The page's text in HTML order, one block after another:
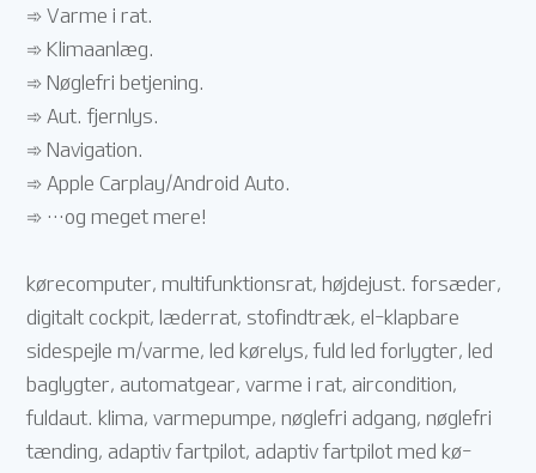
➾ Varme i rat.
➾ Klimaanlæg.
➾ Nøglefri betjening.
➾ Aut. fjernlys.
➾ Navigation.
➾ Apple Carplay/Android Auto.
➾ …og meget mere!
kørecomputer, multifunktionsrat, højdejust. forsæder,
digitalt cockpit, læderrat, stofindtræk, el-klapbare
sidespejle m/varme, led kørelys, fuld led forlygter, led
baglygter, automatgear, varme i rat, aircondition,
fuldaut. klima, varmepumpe, nøglefri adgang, nøglefri
tænding, adaptiv fartpilot, adaptiv fartpilot med kø-